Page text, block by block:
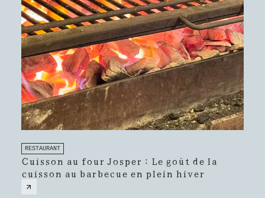
RESTAURANT
Cuisson au four Josper : Le goût de la
cuisson au barbecue en plein hiver